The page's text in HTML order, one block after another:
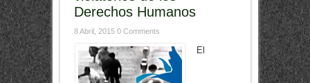
Derechos Humanos
8 Abril, 2015 0 Comments
El